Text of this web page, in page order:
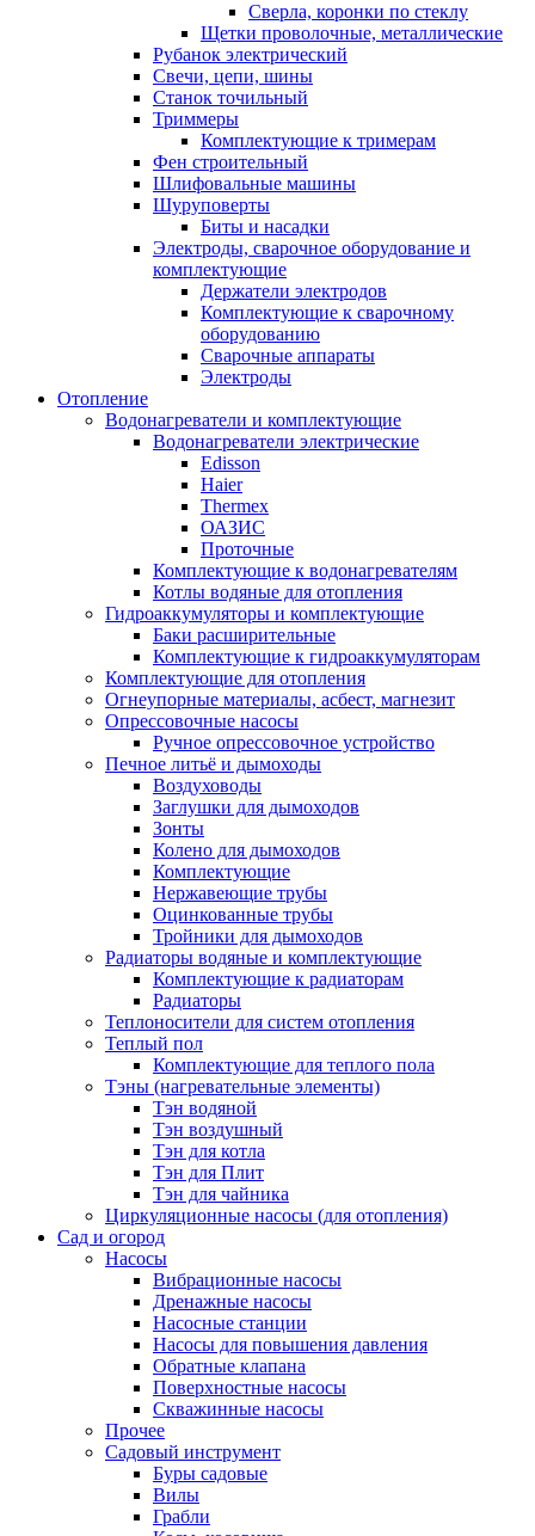
Сверла, коронки по стеклу
Щетки проволочные, металлические
Рубанок электрический
Свечи, цепи, шины
Станок точильный
Триммеры
Комплектующие к тримерам
Фен строительный
Шлифовальные машины
Шуруповерты
Биты и насадки
Электроды, сварочное оборудование и
комплектующие
Держатели электродов
Комплектующие к сварочному
оборудованию
Сварочные аппараты
Электроды
Отопление
Водонагреватели и комплектующие
Водонагреватели электрические
Edisson
Haier
Thermex
ОАЗИС
Проточные
Комплектующие к водонагревателям
Котлы водяные для отопления
Гидроаккумуляторы и комплектующие
Баки расширительные
Комплектующие к гидроаккумуляторам
Комплектующие для отопления
Огнеупорные материалы, асбест, магнезит
Опрессовочные насосы
Ручное опрессовочное устройство
Печное литьё и дымоходы
Воздуховоды
Заглушки для дымоходов
Зонты
Колено для дымоходов
Комплектующие
Нержавеющие трубы
Оцинкованные трубы
Тройники для дымоходов
Радиаторы водяные и комплектующие
Комплектующие к радиаторам
Радиаторы
Теплоносители для систем отопления
Теплый пол
Комплектующие для теплого пола
Тэны (нагревательные элементы)
Тэн водяной
Тэн воздушный
Тэн для котла
Тэн для Плит
Тэн для чайника
Циркуляционные насосы (для отопления)
Сад и огород
Насосы
Вибрационные насосы
Дренажные насосы
Насосные станции
Насосы для повышения давления
Обратные клапана
Поверхностные насосы
Скважинные насосы
Прочее
Садовый инструмент
Буры садовые
Вилы
Грабли